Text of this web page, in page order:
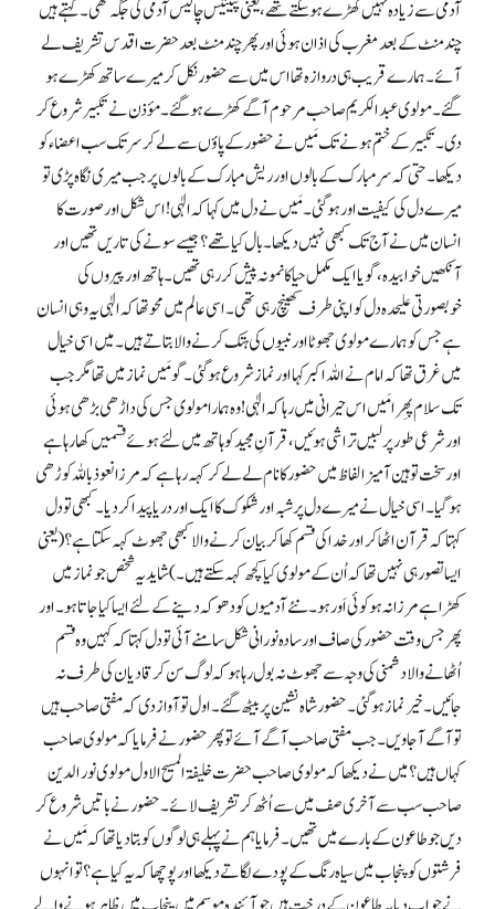
آدمی سے زیادہ نہیں کھڑے ہو سکتے تھے، یعنی پینتیس چالیس آدمی کی جگہ تھی۔ کہتے ہیں
چند منٹ کے بعد مغرب کی اذان ہوئی اور پھر چند منٹ بعد حضرت اقدس تشریف لے
آئے۔ ہمارے قریب ہی دروازہ تھا اس میں سے حضور نکل کر میرے ساتھ کھڑے ہو
گئے۔ مولوی عبدالکریم صاحب مرحوم آگے کھڑے ہو گئے۔ مؤذن نے تکبیر شروع کر
دی۔ تکبیر کے ختم ہونے تک مَیں نے حضور کے پاؤں سے لے کر سر تک سب اعضاء کو
دیکھا۔ حتی کہ سرِ مبارک کے بالوں اور ریش مبارک کے بالوں پر جب میری نگاہ پڑی تو
میرے دل کی کیفیت اور ہو گئی۔ مَیں نے دل میں کہا کہ الٰہی! اس شکل اور صورت کا
انسان میں نے آج تک کبھی نہیں دیکھا۔ بال کیا تھے؟ جیسے سونے کی تاریں تھیں اور
آنکھیں خوابیدہ، گویا ایک مکمل حیا کا نمونہ پیش کر رہی تھیں۔ ہاتھ اور پیروں کی
خوبصورتی علیحدہ دل کو اپنی طرف کھینچ رہی تھی۔ اسی عالم میں محو تھا کہ الٰہی یہ وہی انسان
ہے جس کو ہمارے مولوی جھوٹا اور نبیوں کی ہتک کرنے والا بتاتے ہیں۔ میں اسی خیال
میں غرق تھا کہ امام نے اللہ اکبر کہا اور نماز شروع ہو گئی۔ گو مَیں نماز میں تھا مگر جب
تک سلام پھِرا مَیں اس حیرانی میں رہا کہ الٰہی! وہ ہمارا مولوی جس کی داڑھی بڑھی ہوئی
اور شرعی طور پر لبیں تراشی ہوئیں، قرآنِ مجید کو ہاتھ میں لئے ہوئے قسمیں کھا رہا ہے
اور سخت توہین آمیز الفاظ میں حضور کا نام لے لے کر کہہ رہا ہے کہ مرزا نعوذ باللہ کوڑھی
ہو گیا۔ اسی خیال نے میرے دل پر شبہ اور شکوک کا ایک اور دریا پیدا کر دیا۔ کبھی تو دل
کہتا کہ قرآن اٹھا کر اور خدا کی قسم کھا کر بیان کرنے والا کبھی جھوٹ کہہ سکتا ہے؟ (یعنی
ایسا تصور ہی نہیں تھا کہ اُن کے مولوی کیا کچھ کہہ سکتے ہیں۔) شاید یہ شخص جو نماز میں
کھڑا ہے مرزا نہ ہو کوئی اَور ہو۔ نئے آدمیوں کو دھوکہ دینے کے لئے ایسا کیا جاتا ہو۔ اور
پھر جس وقت حضور کی صاف اور سادہ نورانی شکل سامنے آئی تو دل کہتا کہ کہیں وہ قسم
اُٹھانے والا دشمنی کی وجہ سے جھوٹ نہ بول رہا ہو کہ لوگ سن کر قادیان کی طرف نہ
جائیں۔ خیر نماز ہو گئی۔ حضور شاہ نشین پر بیٹھ گئے۔ اول تو آواز دی کہ مفتی صاحب ہیں
تو آگے آ جاویں۔ جب مفتی صاحب آگے آئے تو پھر حضور نے فرمایا کہ مولوی صاحب
کہاں ہیں؟ میں نے دیکھا کہ مولوی صاحب حضرت خلیفۃ المسیح الاول مولوی نور الدین
صاحب سب سے آخری صف میں سے اُٹھ کر تشریف لائے۔ حضور نے باتیں شروع کر
دیں جو طاعون کے بارے میں تھیں۔ فرمایا ہم نے پہلے ہی لوگوں کو بتا دیا تھا کہ مَیں نے
فرشتوں کو پنجاب میں سیاہ رنگ کے پودے لگاتے دیکھا اور پوچھا کہ یہ کیا ہے؟ تو انہوں